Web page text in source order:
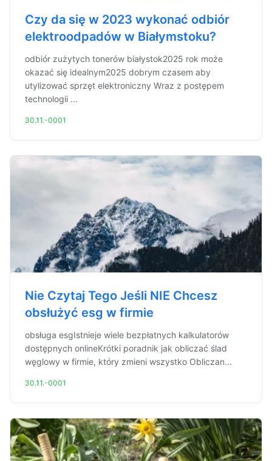
Czy da się w 2023 wykonać odbiór
elektroodpadów w Białymstoku?
odbiór zużytych tonerów białystok2025 rok może
okazać się idealnym2025 dobrym czasem aby
utylizować sprzęt elektroniczny Wraz z postępem
technologii ...
30.11.-0001
Nie Czytaj Tego Jeśli NIE Chcesz
obsłużyć esg w firmie
obsługa esgIstnieje wiele bezpłatnych kalkulatorów
dostępnych onlineKrótki poradnik jak obliczać ślad
węglowy w firmie, który zmieni wszystko Obliczan...
30.11.-0001